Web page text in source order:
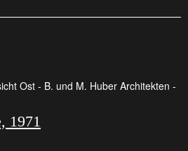
1971